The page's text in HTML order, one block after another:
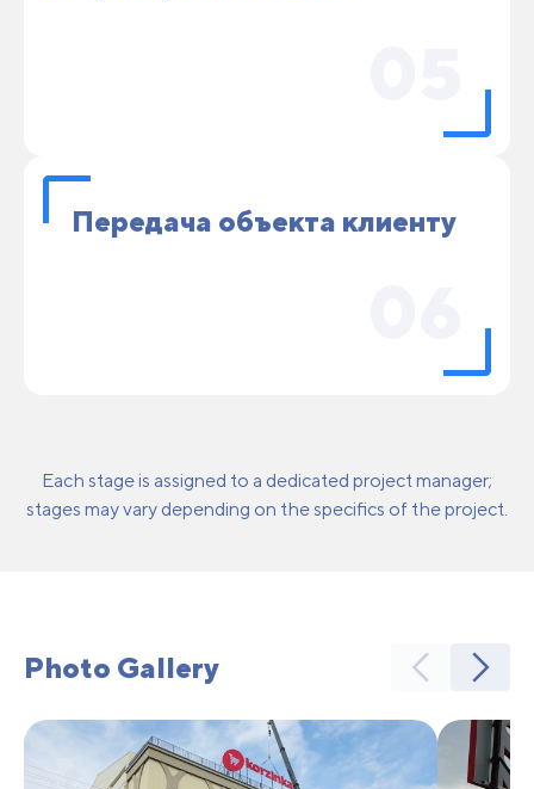
Передача объекта клиенту
Each stage is assigned to a dedicated project manager;
stages may vary depending on the specifics of the project.
Photo Gallery